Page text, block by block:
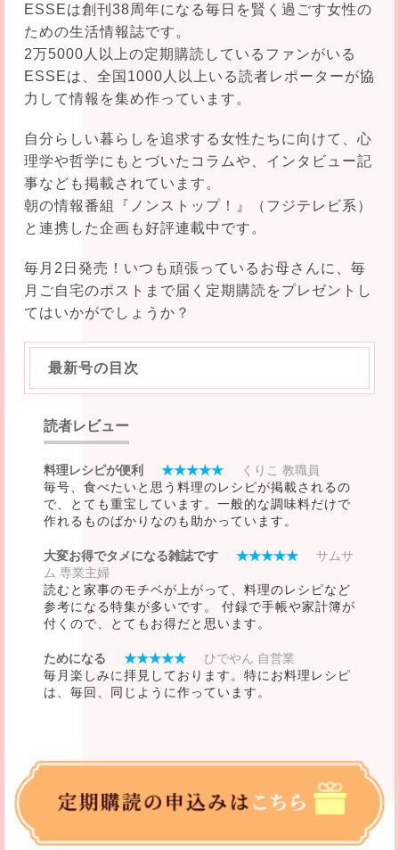
ESSEは創刊38周年になる毎日を賢く過ごす女性の
ための生活情報誌です。
2万5000人以上の定期購読しているファンがいる
ESSEは、全国1000人以上いる読者レポーターが協
力して情報を集め作っています。
自分らしい暮らしを追求する女性たちに向けて、心
理学や哲学にもとづいたコラムや、インタビュー記
事なども掲載されています。
朝の情報番組『ノンストップ！』（フジテレビ系）
と連携した企画も好評連載中です。
毎月2日発売！いつも頑張っているお母さんに、毎
月ご自宅のポストまで届く定期購読をプレゼントし
てはいかがでしょうか？
最新号の目次
読者レビュー
料理レシピが便利 ★★★★★
くりこ 教職員
毎号、食べたいと思う料理のレシピが掲載されるの
で、とても重宝しています。一般的な調味料だけで
作れるものばかりなのも助かっています。
大変お得でタメになる雑誌です ★★★★★
サムサ
ム 専業主婦
読むと家事のモチベが上がって、料理のレシピなど
参考になる特集が多いです。 付録で手帳や家計簿が
付くので、とてもお得だと思います。
ためになる ★★★★★
ひでやん 自営業
毎月楽しみに拝見しております。特にお料理レシピ
は、毎回、同じように作っています。